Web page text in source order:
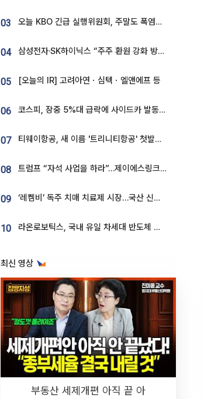
03 오늘 KBO 긴급 실행위원회, 주말도 폭염취소 될까
04 삼성전자·SK하이닉스 “주주 환원 강화 방안 마련”
05 [오늘의 IR] 고려아연ㆍ심텍ㆍ엘앤에프 등
06 코스피, 장중 5%대 급락에 사이드카 발동…삼성·SK 동반 폭락
07 티웨이항공, 새 이름 '트리니티항공' 첫발…SSC 전략 본격화
08 트럼프 “자석 사업을 하라”…제이에스링크, 비중국 영구자석 공급망 구축 속도
09 ‘레켐비’ 독주 치매 치료제 시장…국산 신약 등장하나
10 라온로보틱스, 국내 유일 차세대 반도체 공정 로봇 개발 ‘고객사 테스트 진행’
최신 영상
부동산 세제개편 아직 끝 아